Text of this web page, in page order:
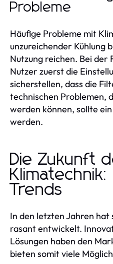
Probleme
Häufige Probleme mit
unzureichender Kühlung
Nutzung reichen. Bei der
Nutzer zuerst die
sicherstellen, dass die
technischen Problemen,
werden können, sollte
werden.
Die Zukunft
Trends
In den letzten Jahren hat
rasant entwickelt.
Lösungen haben den
bieten somit viele